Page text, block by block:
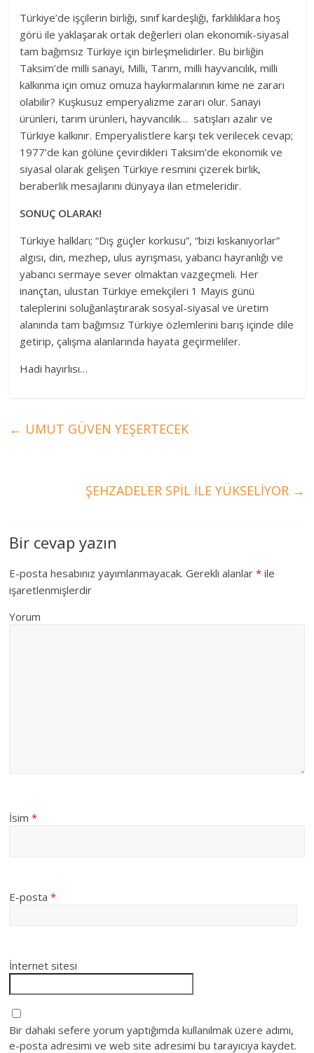
Türkiye’de işçilerin birliği, sınıf kardeşliği, farklılıklara hoş
görü ile yaklaşarak ortak değerleri olan ekonomik-siyasal
tam bağımsız Türkiye için birleşmelidirler. Bu birliğin
Taksim’de milli sanayi, Milli, Tarım, milli hayvancılık, milli
kalkınma için omuz omuza haykırmalarının kime ne zararı
olabilir? Kuşkusuz emperyalizme zararı olur. Sanayi
ürünleri, tarım ürünleri, hayvancılık… satışları azalır ve
Türkiye kalkınır. Emperyalistlere karşı tek verilecek cevap;
1977’de kan gölüne çevirdikleri Taksim’de ekonomik ve
siyasal olarak gelişen Türkiye resmini çizerek birlik,
beraberlik mesajlarını dünyaya ilan etmeleridir.
SONUÇ OLARAK!
Türkiye halkları; “Dış güçler korkusu”, “bizi kıskanıyorlar”
algısı, din, mezhep, ulus ayrışması, yabancı hayranlığı ve
yabancı sermaye sever olmaktan vazgeçmeli. Her
inançtan, ulustan Türkiye emekçileri 1 Mayıs günü
taleplerini soluğanlaştırarak sosyal-siyasal ve üretim
alanında tam bağımsız Türkiye özlemlerini barış içinde dile
getirip, çalışma alanlarında hayata geçirmeliler.
Hadi hayırlısı…
← UMUT GÜVEN YEŞERTECEK
ŞEHZADELER SPİL İLE YÜKSELİYOR →
Bir cevap yazın
E-posta hesabınız yayımlanmayacak. Gerekli alanlar* ile
işaretlenmişlerdir
Yorum
İsim*
E-posta*
İnternet sitesi
Bir dahaki sefere yorum yaptığımda kullanılmak üzere adımı,
e-posta adresimi ve web site adresimi bu tarayıcıya kaydet.